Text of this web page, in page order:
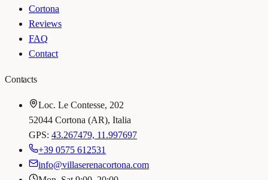
Cortona
Reviews
FAQ
Contact
Contacts
Loc. Le Contesse, 202
52044 Cortona (AR), Italia
GPS: 43.267479, 11.997697
+39 0575 612531
info@villaserenacortona.com